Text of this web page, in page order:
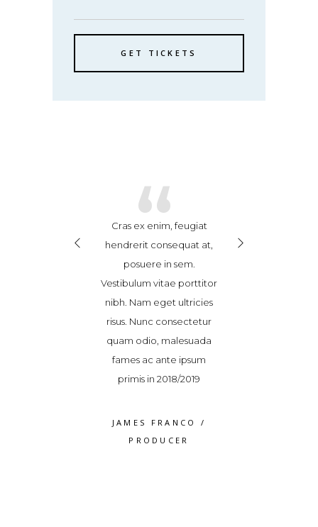
GET TICKETS
“
Cras ex enim, feugiat
hendrerit consequat at,
posuere in sem.
Vestibulum vitae porttitor
nibh. Nam eget ultricies
risus. Nunc consectetur
quam odio, malesuada
fames ac ante ipsum
primis in 2018/2019
JAMES FRANCO
/
PRODUCER